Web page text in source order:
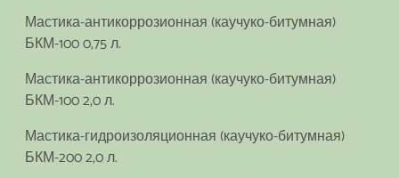
Мастика-антикоррозионная (каучуко-битумная)
БКМ-100 0,75 л.
Мастика-антикоррозионная (каучуко-битумная)
БКМ-100 2,0 л.
Мастика-гидроизоляционная (каучуко-битумная)
БКМ-200 2,0 л.